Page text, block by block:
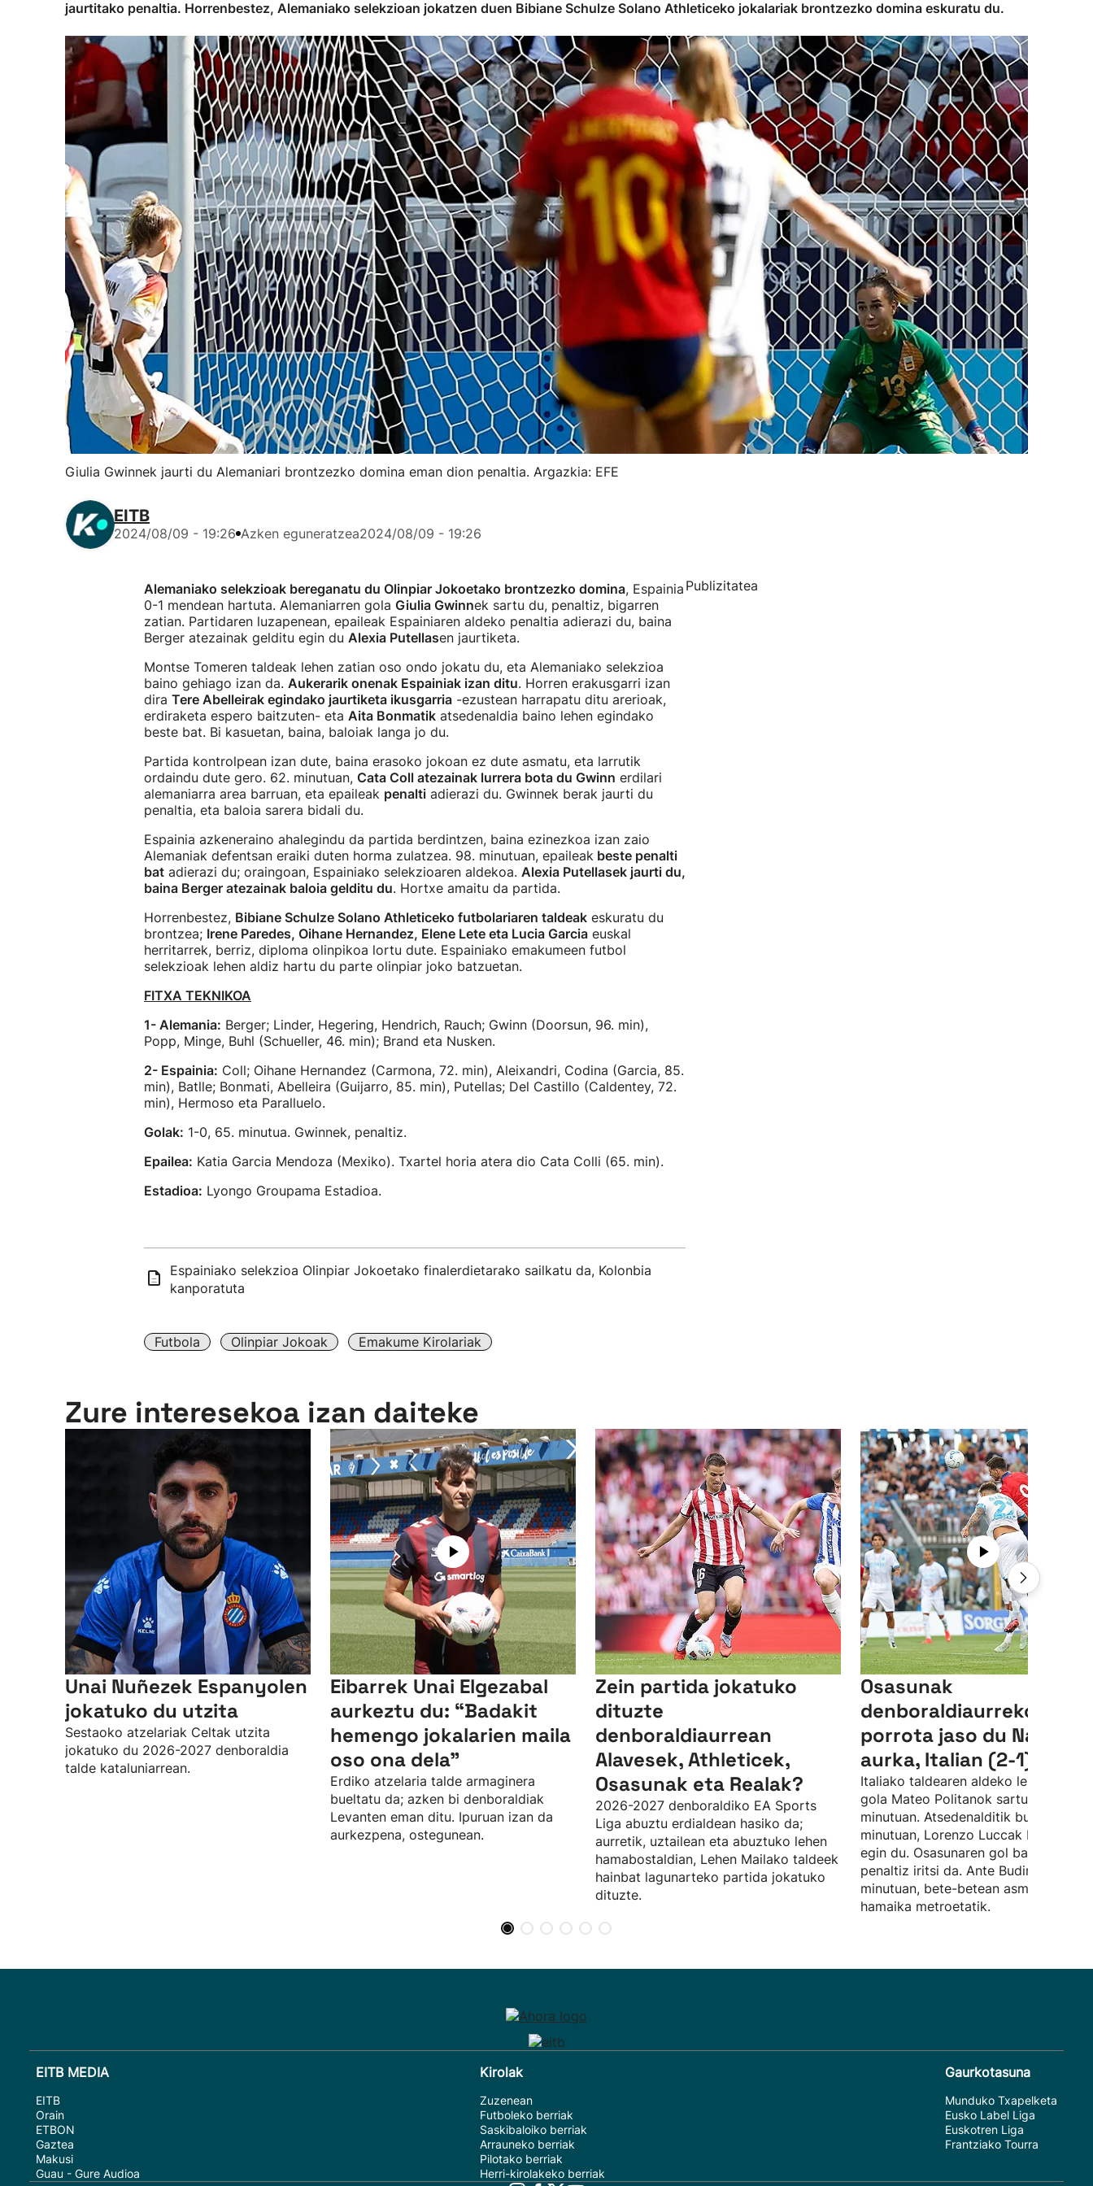
jaurtitako penaltia. Horrenbestez, Alemaniako selekzioan jokatzen duen Bibiane Schulze Solano Athleticeko jokalariak brontzezko domina eskuratu du.
Giulia Gwinnek jaurti du Alemaniari brontzezko domina eman dion penaltia. Argazkia: EFE
EITB
2024/08/09 - 19:26 Azken eguneratzea2024/08/09 - 19:26
Alemaniako selekzioak bereganatu du Olinpiar Jokoetako brontzezko domina, Espainia
0-1 mendean hartuta. Alemaniarren gola Giulia Gwinnek sartu du, penaltiz, bigarren
zatian. Partidaren luzapenean, epaileak Espainiaren aldeko penaltia adierazi du, baina
Berger atezainak gelditu egin du Alexia Putellasen jaurtiketa.
Montse Tomeren taldeak lehen zatian oso ondo jokatu du, eta Alemaniako selekzioa
baino gehiago izan da. Aukerarik onenak Espainiak izan ditu. Horren erakusgarri izan
dira Tere Abelleirak egindako jaurtiketa ikusgarria -ezustean harrapatu ditu arerioak,
erdiraketa espero baitzuten- eta Aita Bonmatik atsedenaldia baino lehen egindako
beste bat. Bi kasuetan, baina, baloiak langa jo du.
Partida kontrolpean izan dute, baina erasoko jokoan ez dute asmatu, eta larrutik
ordaindu dute gero. 62. minutuan, Cata Coll atezainak lurrera bota du Gwinn erdilari
alemaniarra area barruan, eta epaileak penalti adierazi du. Gwinnek berak jaurti du
penaltia, eta baloia sarera bidali du.
Espainia azkeneraino ahalegindu da partida berdintzen, baina ezinezkoa izan zaio
Alemaniak defentsan eraiki duten horma zulatzea. 98. minutuan, epaileak beste penalti
bat adierazi du; oraingoan, Espainiako selekzioaren aldekoa. Alexia Putellasek jaurti du,
baina Berger atezainak baloia gelditu du. Hortxe amaitu da partida.
Horrenbestez, Bibiane Schulze Solano Athleticeko futbolariaren taldeak eskuratu du
brontzea; Irene Paredes, Oihane Hernandez, Elene Lete eta Lucia Garcia euskal
herritarrek, berriz, diploma olinpikoa lortu dute. Espainiako emakumeen futbol
selekzioak lehen aldiz hartu du parte olinpiar joko batzuetan.
FITXA TEKNIKOA
1- Alemania: Berger; Linder, Hegering, Hendrich, Rauch; Gwinn (Doorsun, 96. min),
Popp, Minge, Buhl (Schueller, 46. min); Brand eta Nusken.
2- Espainia: Coll; Oihane Hernandez (Carmona, 72. min), Aleixandri, Codina (Garcia, 85.
min), Batlle; Bonmati, Abelleira (Guijarro, 85. min), Putellas; Del Castillo (Caldentey, 72.
min), Hermoso eta Paralluelo.
Golak: 1-0, 65. minutua. Gwinnek, penaltiz.
Epailea: Katia Garcia Mendoza (Mexiko). Txartel horia atera dio Cata Colli (65. min).
Estadioa: Lyongo Groupama Estadioa.
Espainiako selekzioa Olinpiar Jokoetako finalerdietarako sailkatu da, Kolonbia
kanporatuta
Futbola Olinpiar Jokoak Emakume Kirolariak
Publizitatea
Zure interesekoa izan daiteke
Unai Nuñezek Espanyolen
jokatuko du utzita
Sestaoko atzelariak Celtak utzita
jokatuko du 2026-2027 denboraldia
talde kataluniarrean.
Eibarrek Unai Elgezabal
aurkeztu du: “Badakit
hemengo jokalarien maila
oso ona dela”
Erdiko atzelaria talde armaginera
bueltatu da; azken bi denboraldiak
Levanten eman ditu. Ipuruan izan da
aurkezpena, ostegunean.
Zein partida jokatuko
dituzte
denboraldiaurrean
Alavesek, Athleticek,
Osasunak eta Realak?
2026-2027 denboraldiko EA Sports
Liga abuztu erdialdean hasiko da;
aurretik, uztailean eta abuztuko lehen
hamabostaldian, Lehen Mailako taldeek
hainbat lagunarteko partida jokatuko
dituzte.
Osasunak
denboraldiaurreko lehen
porrota jaso du
aurka, Italian (2-1)
Italiako taldearen aldeko
gola Mateo Politanok sartu du, 27.
minutuan. Atsedenalditik bueltan, 53.
minutuan, Lorenzo Luccak bigarrena
egin du. Osasunaren gol bakarra
penaltiz iritsi da. Ante Budimirrek, 69.
minutuan, bete-betean asmatu du
hamaika metroetatik.
EITB MEDIA
EITB
Orain
ETBON
Gaztea
Makusi
Guau - Gure Audioa
Kirolak
Zuzenean
Futboleko berriak
Saskibaloiko berriak
Arrauneko berriak
Pilotako berriak
Herri-kirolakeko berriak
Gaurkotasuna
Munduko Txapelketa
Eusko Label Liga
Euskotren Liga
Frantziako Tourra